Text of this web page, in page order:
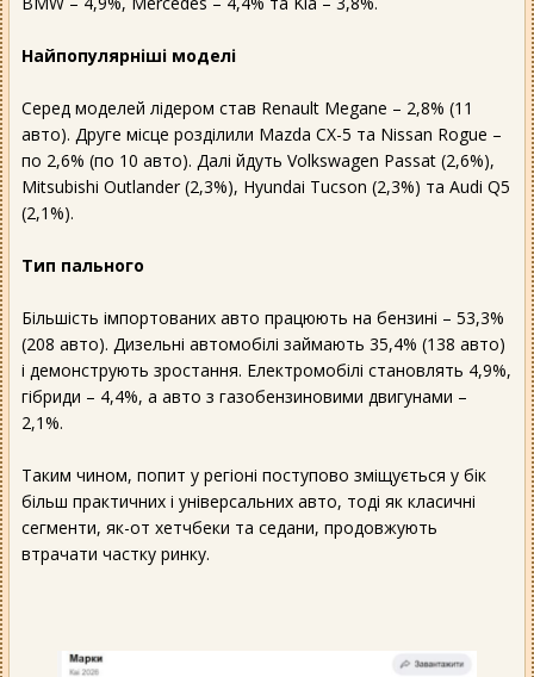
Найпопулярніші моделі
Серед моделей лідером став Renault Megane – 2,8% (11
авто). Друге місце розділили Mazda CX-5 та Nissan Rogue –
по 2,6% (по 10 авто). Далі йдуть Volkswagen Passat (2,6%),
Mitsubishi Outlander (2,3%), Hyundai Tucson (2,3%) та Audi Q5
(2,1%).
Тип пального
Більшість імпортованих авто працюють на бензині – 53,3%
(208 авто). Дизельні автомобілі займають 35,4% (138 авто)
і демонструють зростання. Електромобілі становлять 4,9%,
гібриди – 4,4%, а авто з газобензиновими двигунами –
2,1%.
Таким чином, попит у регіоні поступово зміщується у бік
більш практичних і універсальних авто, тоді як класичні
сегменти, як-от хетчбеки та седани, продовжують
втрачати частку ринку.